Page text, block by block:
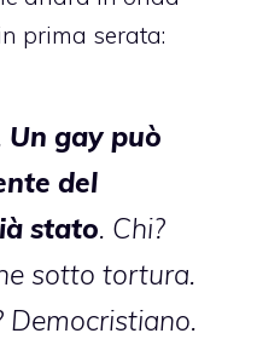
prima serata:
Un gay può
del
stato. Chi?
sotto tortura.
Democristiano.